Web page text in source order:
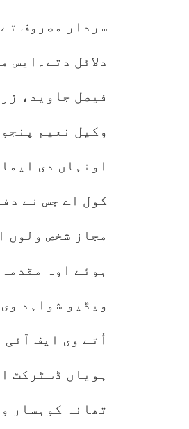
سردار مصروف
دلائل دتے۔ایس
فیصل جاوید،
اونہاں دی
مجاز شخص ولوں
ہوئے اوہ
ویڈیو شواہد
اُتے وی ایف
ہویاں ڈسٹرکٹ
تھانہ کوہسار